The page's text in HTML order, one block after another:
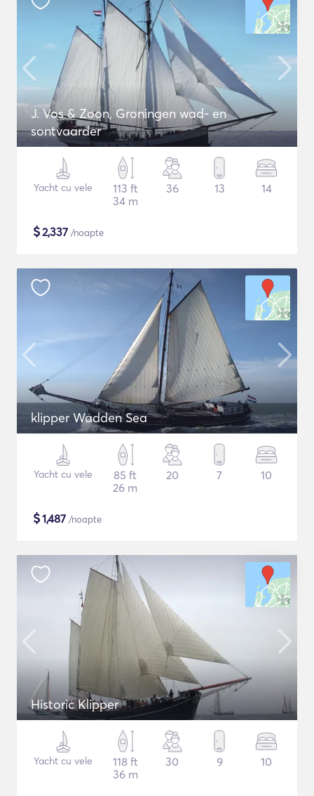
J. Vos & Zoon, Groningen wad- en
sontvaarder
Yacht cu vele
113 ft
34 m
36 13 14
$2,337 /noapte
klipper Wadden Sea
Yacht cu vele
85 ft
26 m
20 7 10
$1,487 /noapte
Historic Klipper
Yacht cu vele
118 ft
36 m
30 9 10